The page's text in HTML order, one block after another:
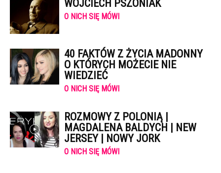
WOJCIECH PSZONIAK
O NICH SIĘ MÓWI
40 FAKTÓW Z ŻYCIA MADONNY
O KTÓRYCH MOŻECIE NIE
WIEDZIEĆ
O NICH SIĘ MÓWI
ROZMOWY Z POLONIĄ |
MAGDALENA BALDYCH | NEW
JERSEY | NOWY JORK
O NICH SIĘ MÓWI